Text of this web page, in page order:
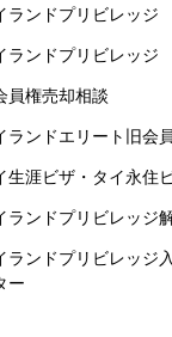
ランドプリビレッジ
ランドプリビレッジ
員権売却相談
ランドエリート旧会
生涯ビザ・タイ永住
ランドプリビレッジ
ランドプリビレッジ
ー